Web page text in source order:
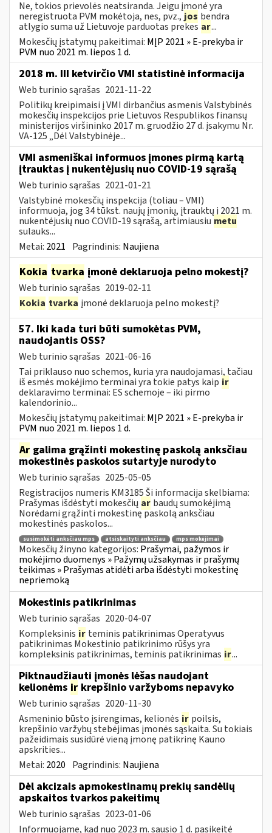
Ne, tokios prievolės neatsiranda. Jeigu įmonė yra
neregistruota PVM mokėtoja, nes, pvz., jos bendra
atlygio suma už Lietuvoje parduotas prekes ar...
Mokesčių įstatymų pakeitimai: MĮP 2021 » E-prekyba ir
PVM nuo 2021 m. liepos 1 d.
2018 m. III ketvirčio VMI statistinė informacija
Web turinio sąrašas 2021-11-22
Politikų kreipimaisi į VMI dirbančius asmenis Valstybinės
mokesčių inspekcijos prie Lietuvos Respublikos finansų
ministerijos viršininko 2017 m. gruodžio 27 d. įsakymu Nr.
VA-125 „Dėl Valstybinėje...
VMI asmeniškai informuos įmones pirmą kartą
įtrauktas į nukentėjusių nuo COVID-19 sąrašą
Web turinio sąrašas 2021-01-21
Valstybinė mokesčių inspekcija (toliau – VMI)
informuoja, jog 34 tūkst. naujų įmonių, įtrauktų į 2021 m.
nukentėjusių nuo COVID-19 sąrašą, artimiausiu metu
sulauks...
Metai: 2021 Pagrindinis: Naujiena
Kokia tvarka įmonė deklaruoja pelno mokestį?
Web turinio sąrašas 2019-02-11
Kokia tvarka įmonė deklaruoja pelno mokestį?
57. Iki kada turi būti sumokėtas PVM,
naudojantis OSS?
Web turinio sąrašas 2021-06-16
Tai priklauso nuo schemos, kuria yra naudojamasi, tačiau
iš esmės mokėjimo terminai yra tokie patys kaip ir
deklaravimo terminai: ES schemoje – iki pirmo
kalendorinio...
Mokesčių įstatymų pakeitimai: MĮP 2021 » E-prekyba ir
PVM nuo 2021 m. liepos 1 d.
Ar galima grąžinti mokestinę paskolą anksčiau
mokestinės paskolos sutartyje nurodyto
Web turinio sąrašas 2025-05-05
Registracijos numeris KM3185 Ši informacija skelbiama:
Prašymas išdėstyti mokesčių ar baudų sumokėjimą
Norėdami grąžinti mokestinę paskolą anksčiau
mokestinės paskolos...
susimokėti anksčiau mps atsiskaityti anksčiau mps mokėjimai
Mokesčių žinyno kategorijos: Prašymai, pažymos ir
mokėjimo duomenys » Pažymų užsakymas ir prašymų
teikimas » Prašymas atidėti arba išdėstyti mokestinę
nepriemoką
Mokestinis patikrinimas
Web turinio sąrašas 2020-04-07
Kompleksinis ir teminis patikrinimas Operatyvus
patikrinimas Mokestinio patikrinimo rūšys yra
kompleksinis patikrinimas, teminis patikrinimas ir...
Piktnaudžiauti įmonės lėšas naudojant
kelionėms ir krepšinio varžyboms nepavyko
Web turinio sąrašas 2020-11-30
Asmeninio būsto įsirengimas, kelionės ir poilsis,
krepšinio varžybų stebėjimas įmonės sąskaita. Su tokiais
pažeidimais susidūrė vieną įmonę patikrinę Kauno
apskrities...
Metai: 2020 Pagrindinis: Naujiena
Dėl akcizais apmokestinamų prekių sandėlių
apskaitos tvarkos pakeitimų
Web turinio sąrašas 2023-01-06
Informuojame, kad nuo 2023 m. sausio 1 d. pasikeitė